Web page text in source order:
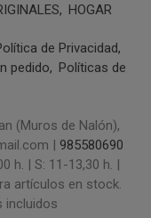
HOGAR
de Privacidad
pedido
Políticas de
(Muros de Nalón),
| 985580690
h. | S: 11-13,30 h. |
artículos en stock.
incluidos